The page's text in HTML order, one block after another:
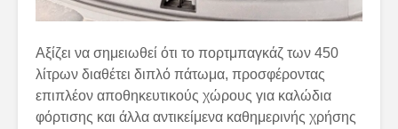
Αξίζει να σημειωθεί ότι το πορτμπαγκάζ των 450
λίτρων διαθέτει διπλό πάτωμα, προσφέροντας
επιπλέον αποθηκευτικούς χώρους για καλώδια
φόρτισης και άλλα αντικείμενα καθημερινής χρήσης